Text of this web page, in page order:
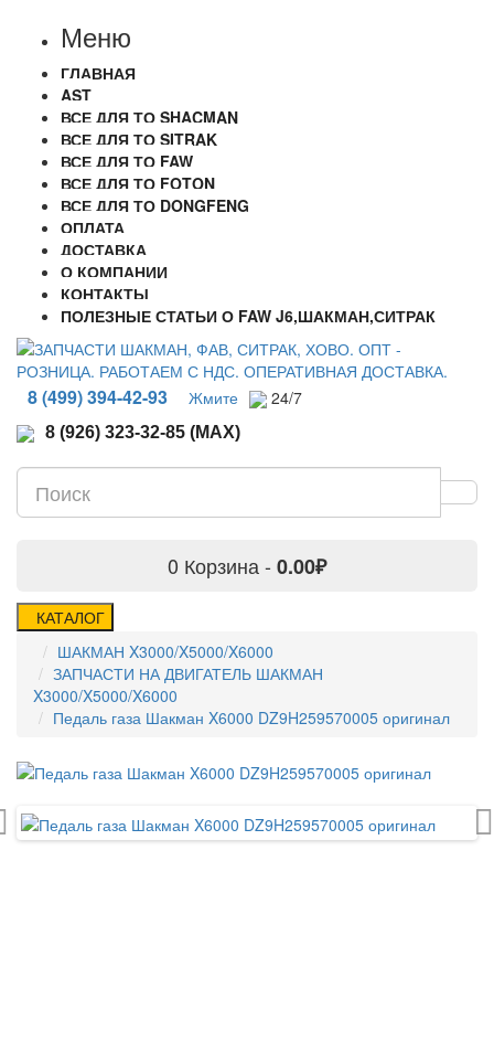
Меню
ГЛАВНАЯ
AST
ВСЕ ДЛЯ ТО SHACMAN
ВСЕ ДЛЯ ТО SITRAK
ВСЕ ДЛЯ ТО FAW
ВСЕ ДЛЯ ТО FOTON
ВСЕ ДЛЯ ТО DONGFENG
ОПЛАТА
ДОСТАВКА
О КОМПАНИИ
КОНТАКТЫ
ПОЛЕЗНЫЕ СТАТЬИ О FAW J6,ШАКМАН,СИТРАК
8 (499) 394-42-93 Жмите 24/7
8 (926) 323-32-85 (MAX)
0 Корзина - 0.00₽
КАТАЛОГ
ШАКМАН X3000/X5000/X6000
ЗАПЧАСТИ НА ДВИГАТЕЛЬ ШАКМАН
X3000/X5000/X6000
Педаль газа Шакман X6000 DZ9H259570005 оригинал